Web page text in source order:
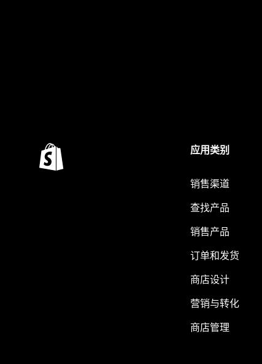
应用类别
销售渠道
查找产品
销售产品
订单和发货
商店设计
营销与转化
商店管理